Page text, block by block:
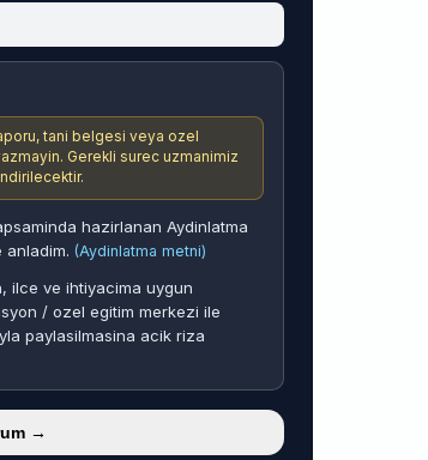
tani belgesi veya ozel
Gerekli surec uzmanimiz
hazirlanan Aydinlatma
anladim. (Aydinlatma metni)
ilce ve ihtiyacima uygun
/ ozel egitim merkezi ile
paylasilmasina acik riza
→